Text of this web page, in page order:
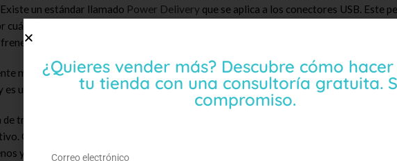
un estándar llamado Power Delivery que se aplica a los conectores USB. Este
es la cantidad exacta de energía y voltaje que necesita. Así mismo, cuando la
y no se dañe el dispositivo.
más pequeños que los cargadores comunes. Esto se debe a que el nitruro de galio
un material que puede conducir a voltajes más altos en un tiempo más corto.
transmitir corriente y producen menos calor al hacerlo. Por tanto, no se pierde
Cuando los componentes son más eficientes para pasar energía a sus dispositivos,
y durarán más.
¿Quieres vender más? Descubre cómo
tu tienda con una consultoría gratuita.
compromiso.
Correo electrónico